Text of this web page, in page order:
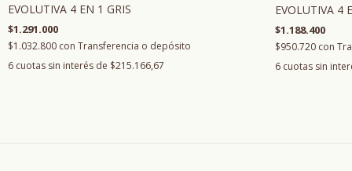
EVOLUTIVA 4 EN 1 GRIS
$1.291.000
$1.032.800 con Transferencia o depósito
6 cuotas sin interés de $215.166,67
EVOLUTIVA 4
$1.188.400
$950.720 con
6 cuotas sin